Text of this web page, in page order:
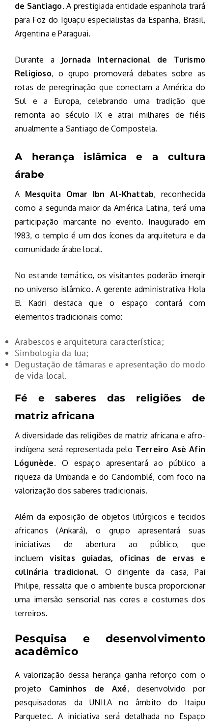
de Santiago. A prestigiada entidade espanhola trará
para Foz do Iguaçu especialistas da Espanha, Brasil,
Argentina e Paraguai.
Durante a Jornada Internacional de Turismo
Religioso, o grupo promoverá debates sobre as
rotas de peregrinação que conectam a América do
Sul e a Europa, celebrando uma tradição que
remonta ao século IX e atrai milhares de fiéis
anualmente a Santiago de Compostela.
A herança islâmica e a cultura
árabe
A Mesquita Omar Ibn Al-Khattab, reconhecida
como a segunda maior da América Latina, terá uma
participação marcante no evento. Inaugurado em
1983, o templo é um dos ícones da arquitetura e da
comunidade árabe local.
No estande temático, os visitantes poderão imergir
no universo islâmico. A gerente administrativa Hola
El Kadri destaca que o espaço contará com
elementos tradicionais como:
Arabescos e arquitetura característica;
Simbologia da lua;
Degustação de tâmaras e apresentação do modo
de vida local.
Fé e saberes das religiões de
matriz africana
A diversidade das religiões de matriz africana e afro-
indígena será representada pelo Terreiro Asè Afin
Lógunède. O espaço apresentará ao público a
riqueza da Umbanda e do Candomblé, com foco na
valorização dos saberes tradicionais.
Além da exposição de objetos litúrgicos e tecidos
africanos (Ankará), o grupo apresentará suas
iniciativas de abertura ao público, que
incluemvisitas guiadas, oficinas de ervas e
culinária tradicional. O dirigente da casa, Pai
Philipe, ressalta que o ambiente busca proporcionar
uma imersão sensorial nas cores e costumes dos
terreiros.
Pesquisa e desenvolvimento
acadêmico
A valorização dessa herança ganha reforço com o
projeto Caminhos de Axé, desenvolvido por
pesquisadoras da UNILA no âmbito do Itaipu
Parquetec. A iniciativa será detalhada no Espaço